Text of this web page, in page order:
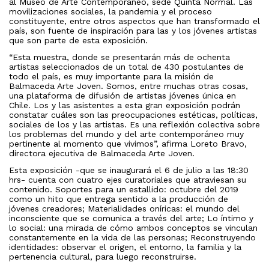
movilizaciones sociales, la pandemia y el proceso
constituyente, entre otros aspectos que han transformado el
país, son fuente de inspiración para las y los jóvenes artistas
que son parte de esta exposición.
“Esta muestra, donde se presentarán más de ochenta
artistas seleccionados de un total de 430 postulantes de
todo el país, es muy importante para la misión de
Balmaceda Arte Joven. Somos, entre muchas otras cosas,
una plataforma de difusión de artistas jóvenes única en
Chile. Los y las asistentes a esta gran exposición podrán
constatar cuáles son las preocupaciones estéticas, políticas,
sociales de los y las artistas. Es una reflexión colectiva sobre
los problemas del mundo y del arte contemporáneo muy
pertinente al momento que vivimos”, afirma Loreto Bravo,
directora ejecutiva de Balmaceda Arte Joven.
Esta exposición -que se inaugurará el 6 de julio a las 18:30
hrs- cuenta con cuatro ejes curatoriales que atraviesan su
contenido. Soportes para un estallido: octubre del 2019
como un hito que entrega sentido a la producción de
jóvenes creadores; Materialidades oníricas: el mundo del
inconsciente que se comunica a través del arte; Lo íntimo y
lo social: una mirada de cómo ambos conceptos se vinculan
constantemente en la vida de las personas; Reconstruyendo
identidades: observar el origen, el entorno, la familia y la
pertenencia cultural, para luego reconstruirse.